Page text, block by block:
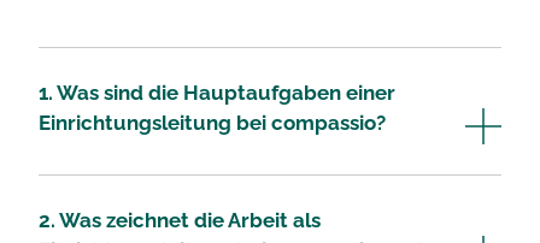
1. Was sind die Hauptaufgaben einer
Einrichtungsleitung bei compassio?
2. Was zeichnet die Arbeit als